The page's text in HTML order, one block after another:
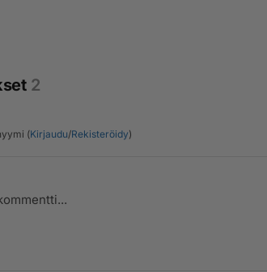
2
(Kirjaudu/Rekisteröidy)